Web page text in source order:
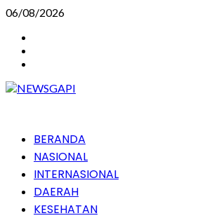
Skip
content
06/08/2026
PrimaryBERANDA
NASIONAL
INTERNASIONAL
DAERAH
KESEHATAN